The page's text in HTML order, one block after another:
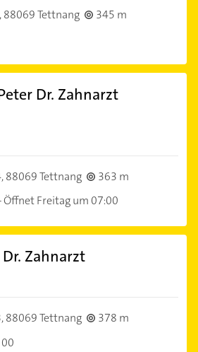
88069 Tettnang
345 m
Dr. Zahnarzt
88069 Tettnang
363 m
Öffnet Freitag um 07:00
Zahnarzt
88069 Tettnang
378 m